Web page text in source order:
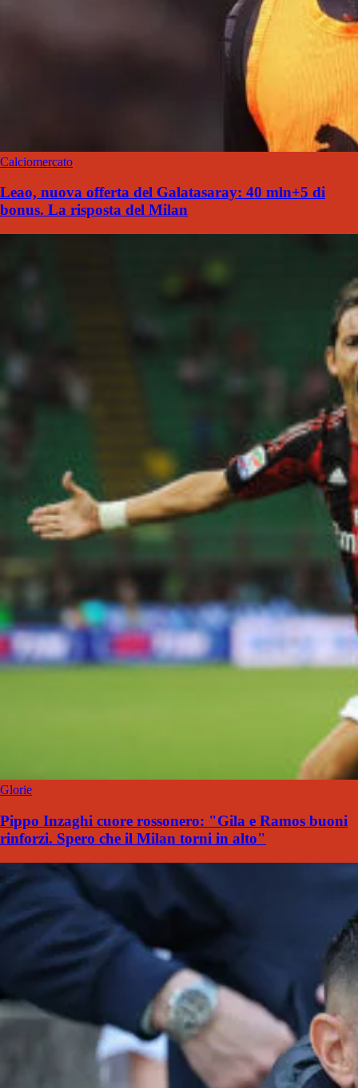
Calciomercato
Leao, nuova offerta del Galatasaray: 40 mln+5 di
bonus. La risposta del Milan
Glorie
Pippo Inzaghi cuore rossonero: "Gila e Ramos buoni
rinforzi. Spero che il Milan torni in alto"